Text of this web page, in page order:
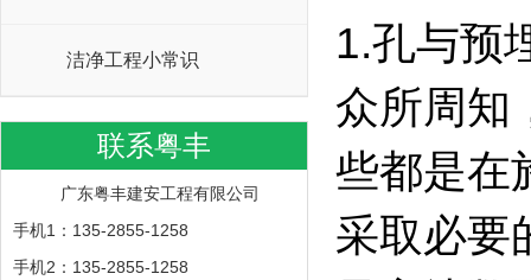
洁净工程小常识
联系粤丰
广东粤丰建安工程有限公司
手机1：135-2855-1258
手机2：135-2855-1258
1.孔与预
众所周知
些都是在
采取必要